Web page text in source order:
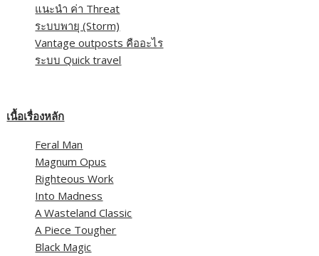
แนะนำ ค่า Threat
ระบบพายุ (Storm)
Vantage outposts คืออะไร
ระบบ Quick travel
เนื้อเรื่องหลัก
Feral Man
Magnum Opus
Righteous Work
Into Madness
A Wasteland Classic
A Piece Tougher
Black Magic